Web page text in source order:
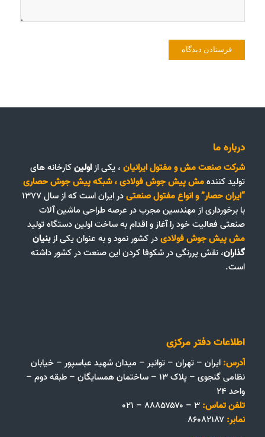
درباره ما
شرکت صنعت مش و مفتول ایرانیان، یکی ازاولینکارخانه های
تولید کنندهمش پیش جوش فولادی،شبکه پیش جوش حصاری
“ایران حصار”وانواع مفتول صنعتی
در ایران است که از سال ۱۳۷۷
با برخورداری از مهندسین مجرب در عرصه طراحی ماشین آلات
صنعتی فعالیت خود را آغاز و اقدام به ساخت اولین دستگاه تولید
مش پیش جوش فولادیدر کشور نمود و به عنوان یکی ازبنیان
گذاران، نقش پررنگی در شکوفا کردن این صنعت در کشور داشته
است.
اطلاعات دفتر مرکزی
آدرس: ایران – تهران – توانیر – میدان شهید عباسپور – خیابان
نظامی گنجوی – پلاک ۱۳ – ساختمان همسایگان – طبقه دوم –
واحد ۲۴
تلفن تماس:
نمابر: